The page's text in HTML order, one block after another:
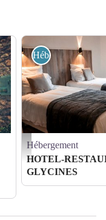
4f2c56c8-8124-4269-
Hébergement
Hébergement
HOTEL-
GLYCINES